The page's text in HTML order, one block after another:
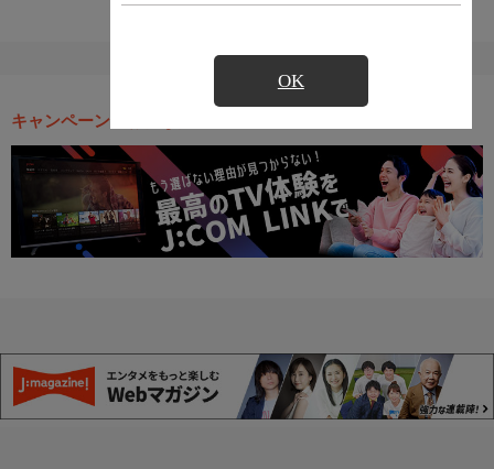
OK
キャンペーン・お得な情報